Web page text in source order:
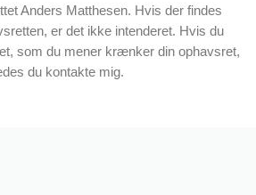
Anders Matthesen. Hvis der findes
er det ikke intenderet. Hvis du
som du mener krænker din ophavsret,
du kontakte mig.